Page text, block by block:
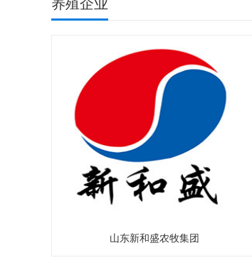
养殖企业
山东新和盛农牧集团